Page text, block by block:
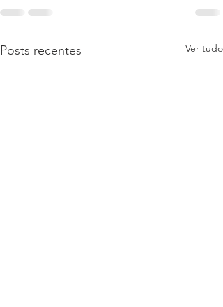
Posts recentes Ver tudo